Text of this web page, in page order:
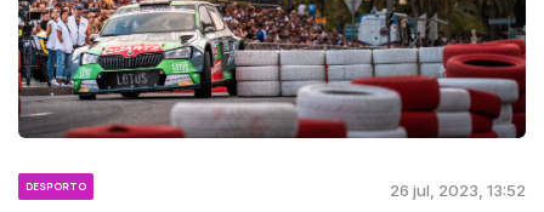
DESPORTO 26 jul, 2023, 13:52